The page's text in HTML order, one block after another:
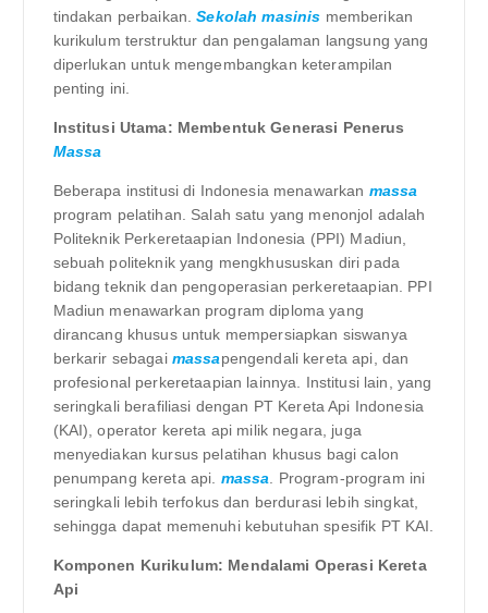
tindakan perbaikan.Sekolah masinis memberikan
kurikulum terstruktur dan pengalaman langsung yang
diperlukan untuk mengembangkan keterampilan
penting ini.
Institusi Utama: Membentuk Generasi Penerus
Massa
Beberapa institusi di Indonesia menawarkan massa
program pelatihan. Salah satu yang menonjol adalah
Politeknik Perkeretaapian Indonesia (PPI) Madiun,
sebuah politeknik yang mengkhususkan diri pada
bidang teknik dan pengoperasian perkeretaapian. PPI
Madiun menawarkan program diploma yang
dirancang khusus untuk mempersiapkan siswanya
berkarir sebagai massapengendali kereta api, dan
profesional perkeretaapian lainnya. Institusi lain, yang
seringkali berafiliasi dengan PT Kereta Api Indonesia
(KAI), operator kereta api milik negara, juga
menyediakan kursus pelatihan khusus bagi calon
penumpang kereta api. massa . Program-program ini
seringkali lebih terfokus dan berdurasi lebih singkat,
sehingga dapat memenuhi kebutuhan spesifik PT KAI.
Komponen Kurikulum: Mendalami Operasi Kereta
Api